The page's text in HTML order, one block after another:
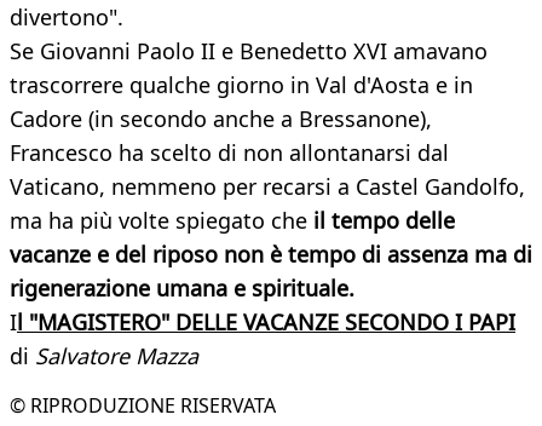
divertono".
Se Giovanni Paolo II e Benedetto XVI amavano
trascorrere qualche giorno in Val d'Aosta e in
Cadore (in secondo anche a Bressanone),
Francesco ha scelto di non allontanarsi dal
Vaticano, nemmeno per recarsi a Castel Gandolfo,
ma ha più volte spiegato che il tempo delle
vacanze e del riposo non è tempo di assenza ma di
rigenerazione umana e spirituale.
Il "MAGISTERO" DELLE VACANZE SECONDO I PAPI
di Salvatore Mazza
© RIPRODUZIONE RISERVATA